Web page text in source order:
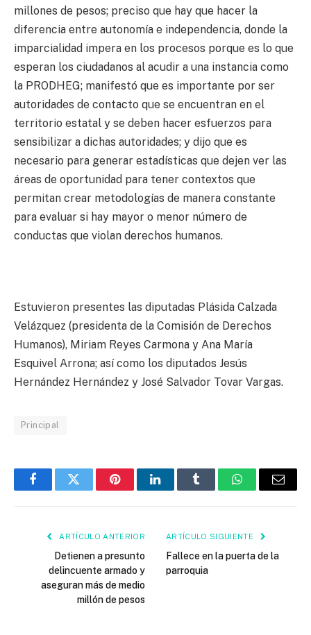
millones de pesos; preciso que hay que hacer la
diferencia entre autonomía e independencia, donde la
imparcialidad impera en los procesos porque es lo que
esperan los ciudadanos al acudir a una instancia como
la PRODHEG; manifestó que es importante por ser
autoridades de contacto que se encuentran en el
territorio estatal y se deben hacer esfuerzos para
sensibilizar a dichas autoridades; y dijo que es
necesario para generar estadísticas que dejen ver las
áreas de oportunidad para tener contextos que
permitan crear metodologías de manera constante
para evaluar si hay mayor o menor número de
conductas que violan derechos humanos.
Estuvieron presentes las diputadas Plásida Calzada
Velázquez (presidenta de la Comisión de Derechos
Humanos), Miriam Reyes Carmona y Ana María
Esquivel Arrona; así como los diputados Jesús
Hernández Hernández y José Salvador Tovar Vargas.
Principal
FacebookTwitter PinterestLinkedInTumblr WhatsAppEmail
ARTÍCULO ANTERIOR
Detienen a presunto
delincuente armado y
aseguran más de medio
millón de pesos
ARTÍCULO SIGUIENTE
Fallece en la puerta de la
parroquia